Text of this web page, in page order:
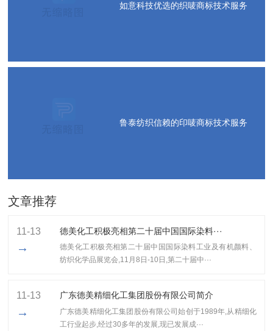
如意科技优选的织唛商标技术服务
鲁泰纺织信赖的印唛商标技术服务
文章推荐
11-13
→
德美化工积极亮相第二十届中国国际染料···
德美化工积极亮相第二十届中国国际染料工业及有机颜料、
纺织化学品展览会,11月8日-10日,第二十届中···
11-13
→
广东德美精细化工集团股份有限公司简介
广东德美精细化工集团股份有限公司始创于1989年,从精细化
工行业起步,经过30多年的发展,现已发展成···